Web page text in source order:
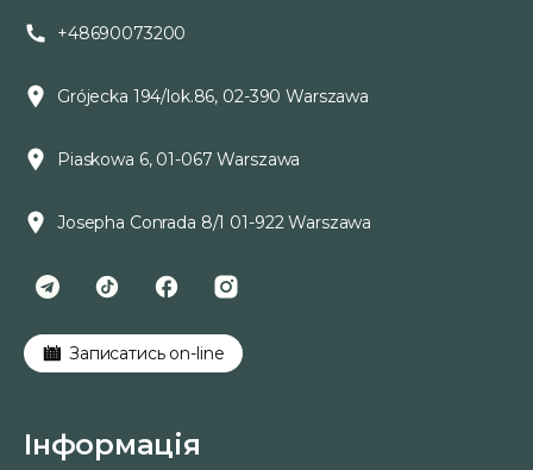
Інформація
+48690073200
Grójecka 194/lok.86, 02-390 Warszawa
Piaskowa 6, 01-067 Warszawa
Josepha Conrada 8/1 01-922 Warszawa
Записатись on-line